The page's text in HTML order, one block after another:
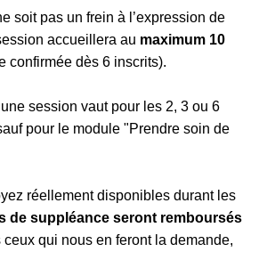
soit pas un frein à l’expression de
accueillera au maximum 10
confirmée dès 6 inscrits).
session vaut pour les 2, 3 ou 6
pour le module "Prendre soin de
réellement disponibles durant les
de suppléance seront remboursés
ceux qui nous en feront la demande,